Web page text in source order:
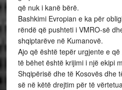
që nuk i kanë bërë.
Bashkimi Evropian e ka për
rëndë që pushteti i VMRO-së
shqiptarëve në Kumanovë.
Ajo që është tepër urgjente e
të bëhet është krijimi i një ekipi
Shqipërisë dhe të Kosovës dhe
së në këtë drejtim për të